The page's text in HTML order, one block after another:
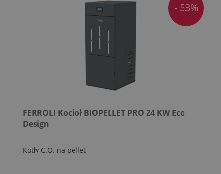
FERROLI Kocioł BIOPELLET PRO 24 KW Eco
Design
Kotły C.O. na pellet
- 53%